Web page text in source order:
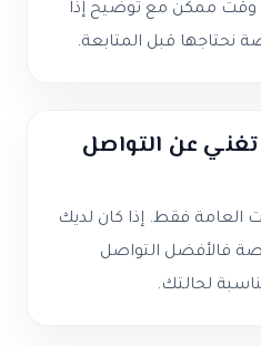
وقت ممكن مع توضيح إذا
نحتاجها قبل المتابعة.
عن التواصل
العامة فقط. إذا كان لديك
فالأفضل التواصل
لحالتك.